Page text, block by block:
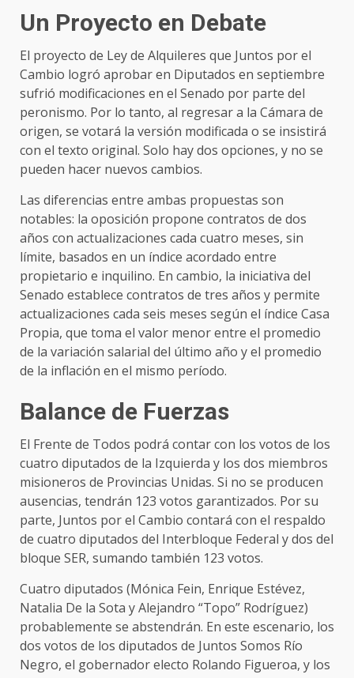
Un Proyecto en Debate
El proyecto de Ley de Alquileres que Juntos por el
Cambio logró aprobar en Diputados en septiembre
sufrió modificaciones en el Senado por parte del
peronismo. Por lo tanto, al regresar a la Cámara de
origen, se votará la versión modificada o se insistirá
con el texto original. Solo hay dos opciones, y no se
pueden hacer nuevos cambios.
Las diferencias entre ambas propuestas son
notables: la oposición propone contratos de dos
años con actualizaciones cada cuatro meses, sin
límite, basados en un índice acordado entre
propietario e inquilino. En cambio, la iniciativa del
Senado establece contratos de tres años y permite
actualizaciones cada seis meses según el índice Casa
Propia, que toma el valor menor entre el promedio
de la variación salarial del último año y el promedio
de la inflación en el mismo período.
Balance de Fuerzas
El Frente de Todos podrá contar con los votos de los
cuatro diputados de la Izquierda y los dos miembros
misioneros de Provincias Unidas. Si no se producen
ausencias, tendrán 123 votos garantizados. Por su
parte, Juntos por el Cambio contará con el respaldo
de cuatro diputados del Interbloque Federal y dos del
bloque SER, sumando también 123 votos.
Cuatro diputados (Mónica Fein, Enrique Estévez,
Natalia De la Sota y Alejandro “Topo” Rodríguez)
probablemente se abstendrán. En este escenario, los
dos votos de los diputados de Juntos Somos Río
Negro, el gobernador electo Rolando Figueroa, y los